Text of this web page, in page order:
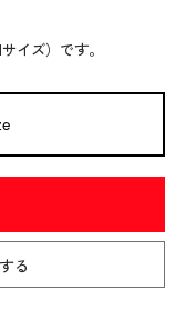
イズ）です。
る